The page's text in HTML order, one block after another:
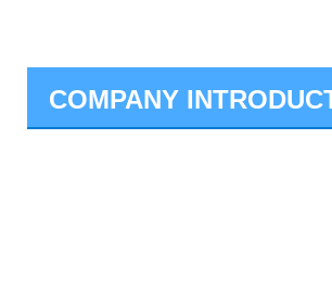
COMPANY